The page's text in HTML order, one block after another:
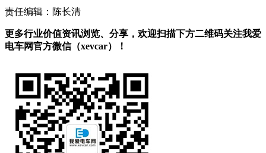
责任编辑：陈长清
更多行业价值资讯浏览、分享，欢迎扫描下方二维码关注我爱
电车网官方微信（xevcar）！